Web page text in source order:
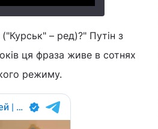
– ред)?" Путін з
ця фраза живе в сотнях
режиму.